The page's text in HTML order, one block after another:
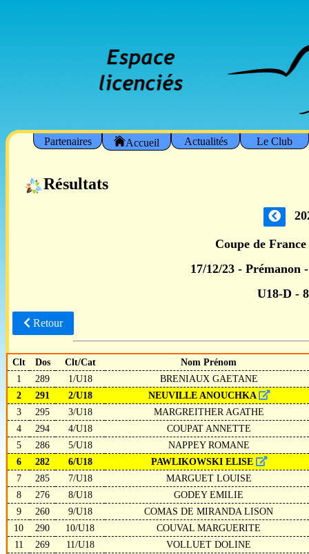
Partenaires Accueil Actualités Le Club
Résultats
Coupe de
17/12/23 -
U18-D -
Retour
Clt Dos Clt/Cat
Nom Prénom
1
289 1/U18
BRENIAUX GAETANE
2
291 2/U18
NEUVILLE ANOUCHKA
3
295 3/U18
MARGREITHER AGATHE
4
294 4/U18
COUPAT ANNETTE
5
286 5/U18
NAPPEY ROMANE
6
282 6/U18
PAWLIKOWSKI ELISE
7
285 7/U18
MARGUET LOUISE
8
276 8/U18
GODEY EMILIE
9
260 9/U18
COMAS DE MIRANDA LISON
10
290 10/U18
COUVAL MARGUERITE
11
269 11/U18
VOLLUET DOLINE